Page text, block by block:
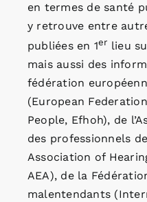
en termes de santé
y retrouve entre
publiées en 1er lieu
mais aussi des
fédération
(European
People, Efhoh), de
des professionnels
Association of
AEA), de la
malentendants